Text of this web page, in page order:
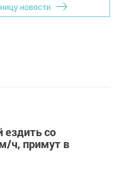
новости
со
ч, примут в